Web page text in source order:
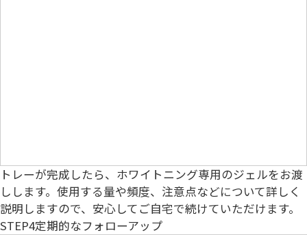
トレーが完成したら、ホワイトニング専用のジェルをお渡
しします。使用する量や頻度、注意点などについて詳しく
説明しますので、安心してご自宅で続けていただけます。
STEP4定期的なフォローアップ